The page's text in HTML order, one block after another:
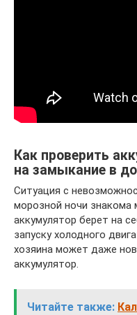
Как проверить
на замыкание в
Ситуация с
морозной ночи
аккумулятор берет на
запуску холодного
хозяина может даже
аккумулятор.
Читайте также: